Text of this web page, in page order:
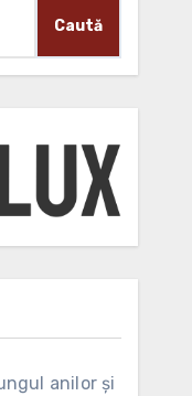
Caută
anilor și